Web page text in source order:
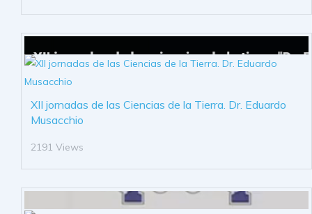
XII jornadas de las Ciencias de la Tierra. Dr. Eduardo
Musacchio
2191 Views